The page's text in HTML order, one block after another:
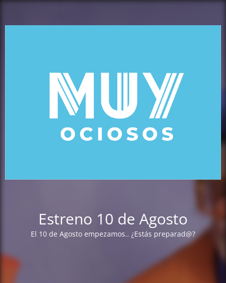
Estreno 10 de Agosto
El 10 de Agosto empezamos.. ¿Estás preparad@?